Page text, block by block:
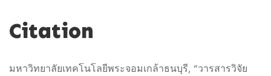
Citation
มหาวิทยาลัยเทคโนโลยีพระจอมเกล้าธนบุรี, “วารสารวิจัย